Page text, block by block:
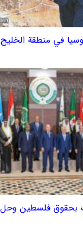
في منطقة
بحقوق فلسطين